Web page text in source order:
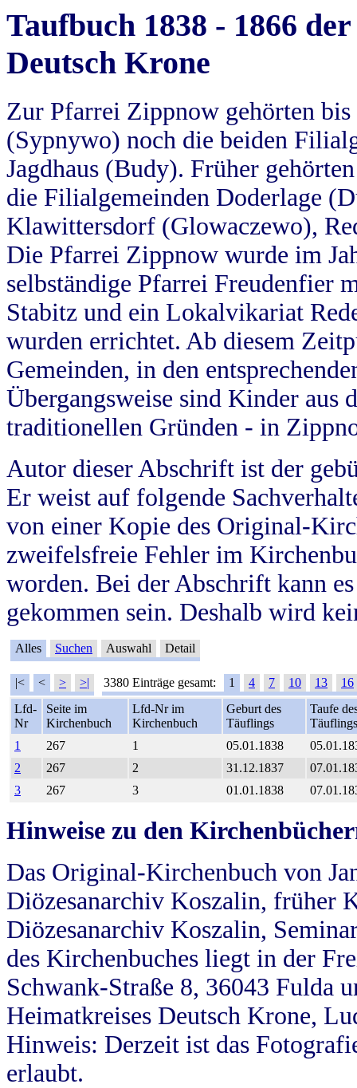
Taufbuch 1838 - 1866
Deutsch Krone
Zur Pfarrei Zippnow gehörten
(Sypnywo) noch die beiden
Jagdhaus (Budy). Früher
die Filialgemeinden Doderlage
Klawittersdorf (Glowaczewo),
Die Pfarrei Zippnow wurde im
selbständige Pfarrei Freudenfier
Stabitz und ein Lokalvikariat
wurden errichtet. Ab diesem
Gemeinden, in den
Übergangsweise sind Kinder aus
traditionellen Gründen - in
Autor dieser Abschrift ist der
Er weist auf folgende
von einer Kopie des Original-
zweifelsfreie Fehler im
worden. Bei der Abschrift kann
gekommen sein. Deshalb wird
Alles Suchen Auswahl Detail
|< < > >| 3380 Einträge gesamt: 1 4 7 10 13
16
Lfd-
Nr
Seite im
Kirchenbuch
Lfd-Nr im
Kirchenbuch
Geburt des
Täuflings
Taufe
Täuflings
1
267 1 05.01.1838
2
267 2 31.12.1837
3
267 3 01.01.1838
Hinweise zu den
Das Original-Kirchenbuch von
Diözesanarchiv Koszalin, früher
Diözesanarchiv Koszalin,
des Kirchenbuches liegt in der
Schwank-Straße 8, 36043 Fulda
Heimatkreises Deutsch Krone,
Hinweis: Derzeit ist das
erlaubt.